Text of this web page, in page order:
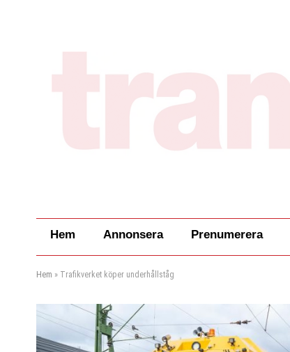
Hem Annonsera Prenumerera
Hem » Trafikverket köper underhållståg